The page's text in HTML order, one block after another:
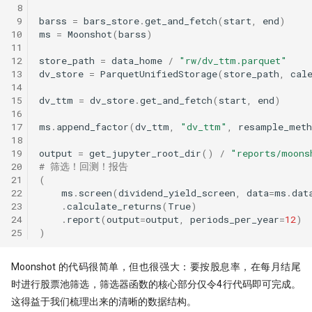
8
9
10
11
12
13
14
15
16
17
18
19
20
21
22
23
24
25
barss = bars_store.get_and_fetch( start, end)
ms = Moonshot(barss)
store_path = data_home /
"rw/dv_ttm.parquet"
dv_store = ParquetUnifiedStorage( store_path,
dv_ttm = dv_store.get_and_fetch( start, end)
ms . append_factor(dv_ttm, "dv_ttm" ,
output = get_jupyter_root_dir() /
"reports/
# 筛选！回测！报告
(
ms . screen(dividend_yield_screen, data=ms .
.calculate_returns( True)
. report(output=output, periods_per_year=12)
)
Moonshot 的代码很简单，但也很强大：要按股息率，在每月结尾
时进行股票池筛选，筛选器函数的核心部分仅令4行代码即可完成。
这得益于我们梳理出来的清晰的数据结构。